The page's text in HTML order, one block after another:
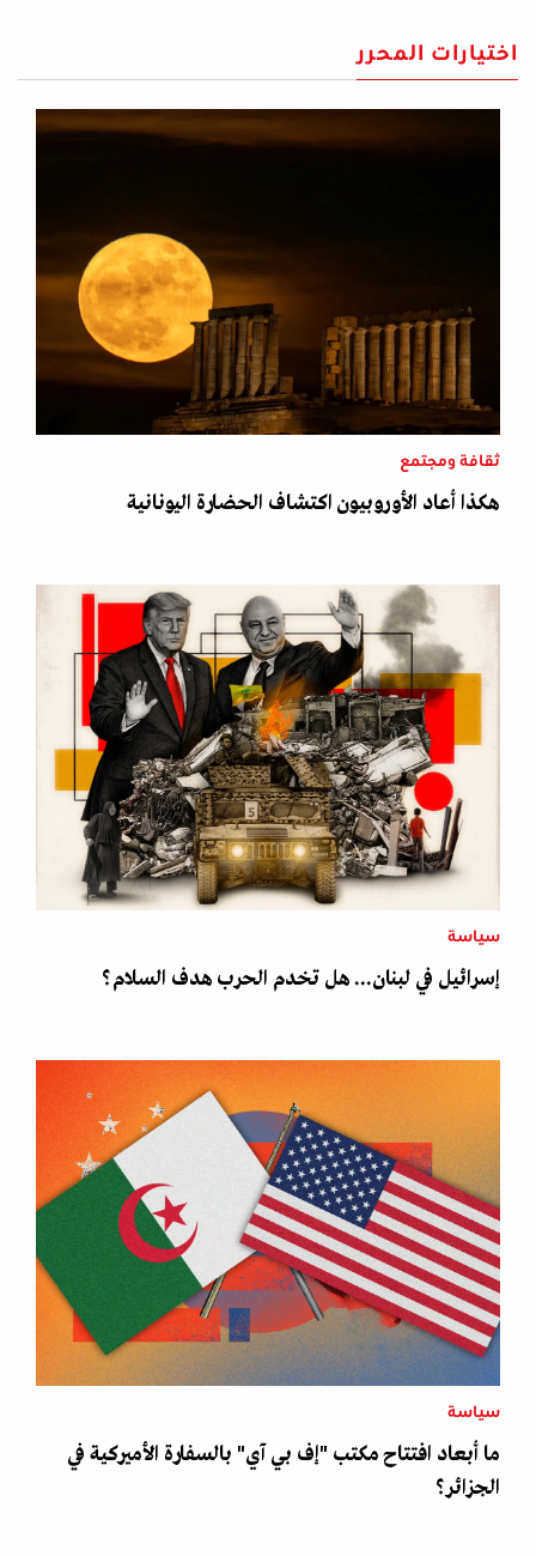
اختيارات المحرر
ثقافة ومجتمع
هكذا أعاد الأوروبيون اكتشاف الحضارة اليونانية
سياسة
إسرائيل في لبنان... هل تخدم الحرب هدف السلام؟
سياسة
ما أبعاد افتتاح مكتب "إف بي آي" بالسفارة الأميركية في
الجزائر؟